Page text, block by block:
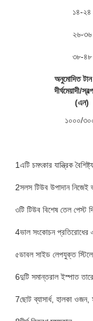
১৪-২৪
২৬-৩৬
৩৮-৪৮
অনুমোদিত
দীর্ঘমেয়াদী/
(এন)
১০০০/
1এটি চমৎকার যান্ত্রিক
2সলস টিউব উপাদান
৩টি টিউব বিশেষ তেল পেস্ট
4ভাল সংকোচন প্রতিরোধের
৫ডাবল সাইড লেপযুক্ত
6দুটি সমান্তরাল ইস্পাত
7ছোট ব্যাসার্ধ, হালকা